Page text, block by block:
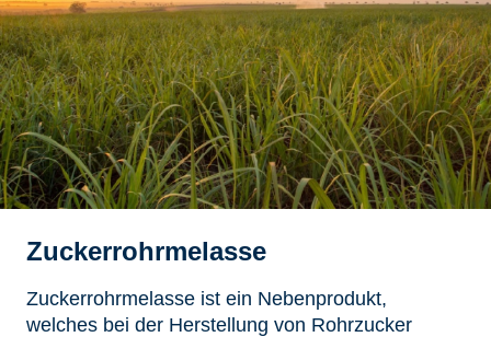
Zuckerrohrmelasse
Zuckerrohrmelasse ist ein Nebenprodukt,
welches bei der Herstellung von Rohrzucker